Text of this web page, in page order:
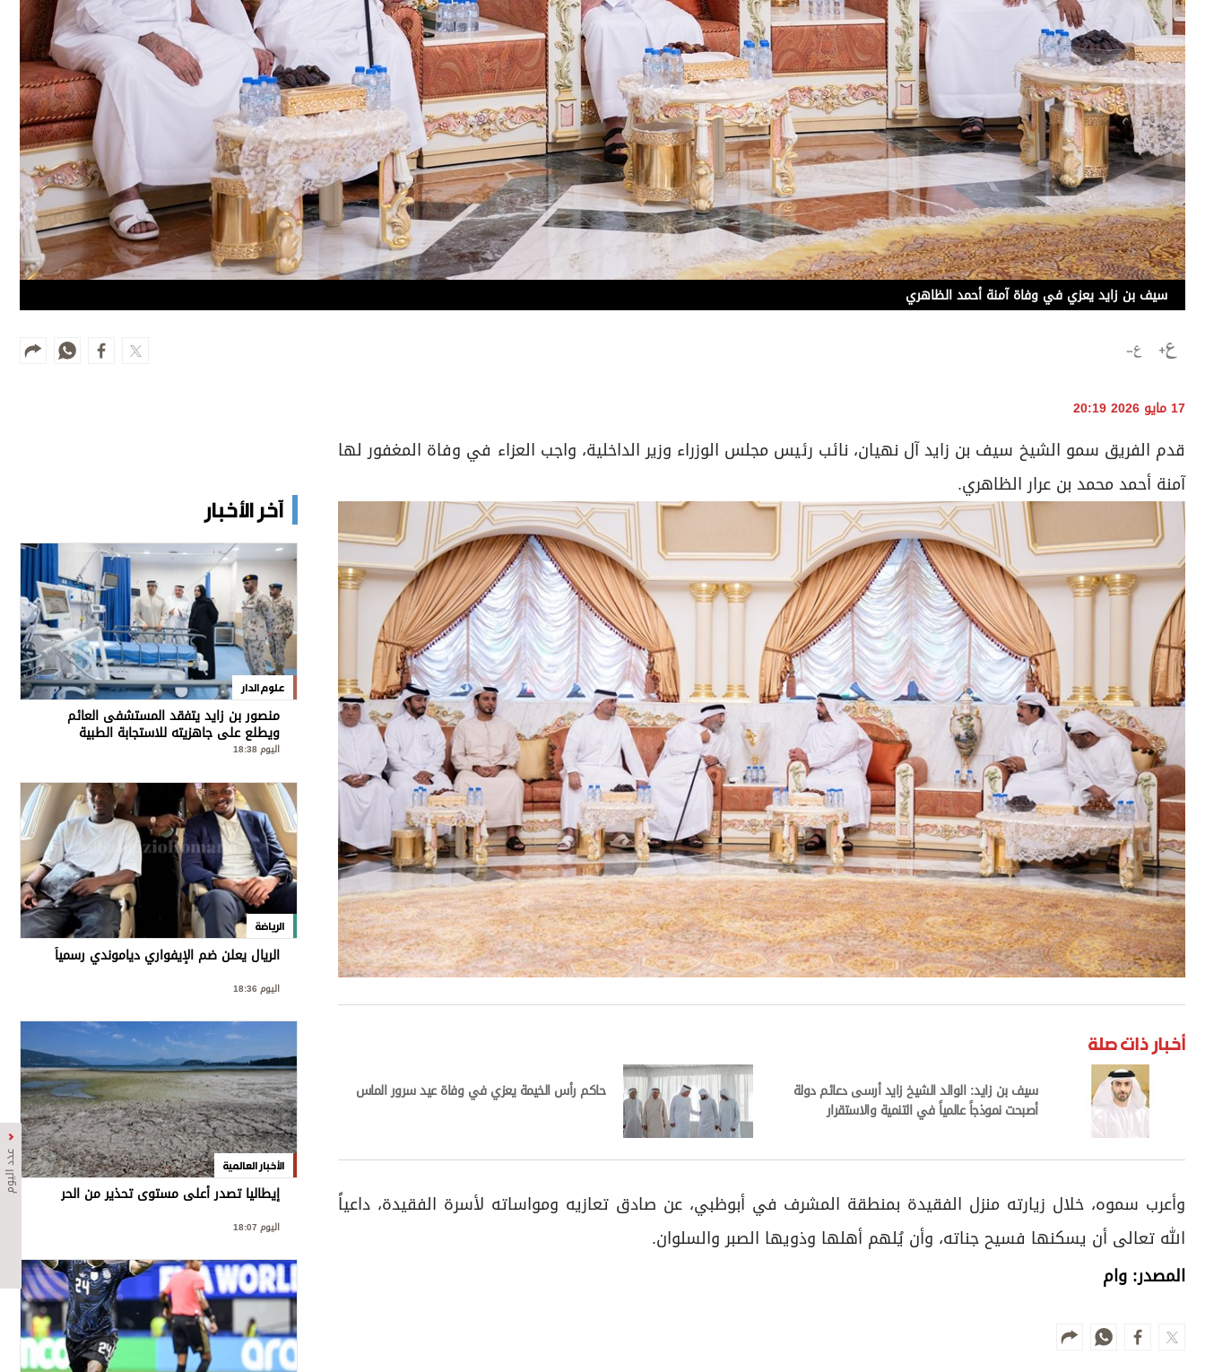
عدد اليوم
مواقيت الصلاة
الأحوال الجوية
عدد اليوم
سيف بن زايد يعزي في وفاة آمنة أحمد الظاهري
17 مايو 2026 20:19
قدم الفريق سمو الشيخ سيف بن زايد آل نهيان، نائب رئيس مجلس الوزراء وزير الداخلية، واجب العزاء في وفاة المغفور لها
آمنة أحمد محمد بن عرار الظاهري.
أخبار ذات صلة
سيف بن زايد: الوالد الشيخ زايد أرسى دعائم دولة
أصبحت نموذجاً عالمياً في التنمية والاستقرار
حاكم رأس الخيمة يعزي في وفاة عيد سرور الماس
وأعرب سموه، خلال زيارته منزل الفقيدة بمنطقة المشرف في أبوظبي، عن صادق تعازيه ومواساته لأسرة الفقيدة، داعياً
الله تعالى أن يسكنها فسيح جناته، وأن يُلهم أهلها وذويها الصبر والسلوان.
المصدر: وام
آخر الأخبار
علوم الدار
منصور بن زايد يتفقد المستشفى العائم
ويطلع على جاهزيته للاستجابة الطبية
الطارئة وتعزيز الجهود الإنسانية
اليوم 18:38
الرياضة
الريال يعلن ضم الإيفواري دياموندي رسمياً
اليوم 18:36
الأخبار العالمية
إيطاليا تصدر أعلى مستوى تحذير من الحر
اليوم 18:07